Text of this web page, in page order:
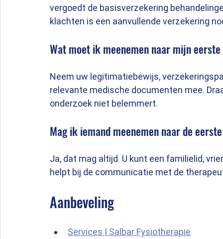
vergoedt de basisverzekering
klachten is een aanvullende verzekering
Wat moet ik meenemen naar mijn
Neem uw legitimatiebewijs,
relevante medische documenten mee.
onderzoek niet belemmert.
Mag ik iemand meenemen naar de
Ja, dat mag altijd. U kunt een familielid,
helpt bij de communicatie met de
Aanbeveling
Services | Salbar Fysiotherapie